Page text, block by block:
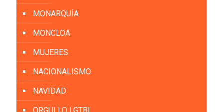
MONARQUÍA
MONCLOA
MUJERES
NACIONALISMO
NAVIDAD